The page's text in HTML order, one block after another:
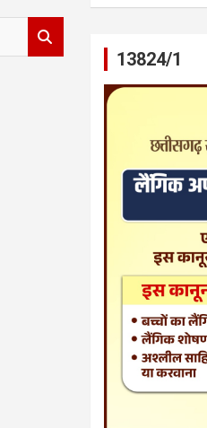
13824/1